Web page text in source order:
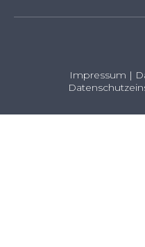
Impressum |